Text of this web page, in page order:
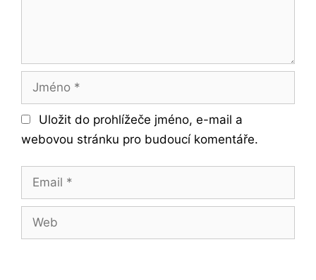
Jméno
Uložit do prohlížeče jméno, e-mail a
webovou stránku pro budoucí komentáře.
Email
Web